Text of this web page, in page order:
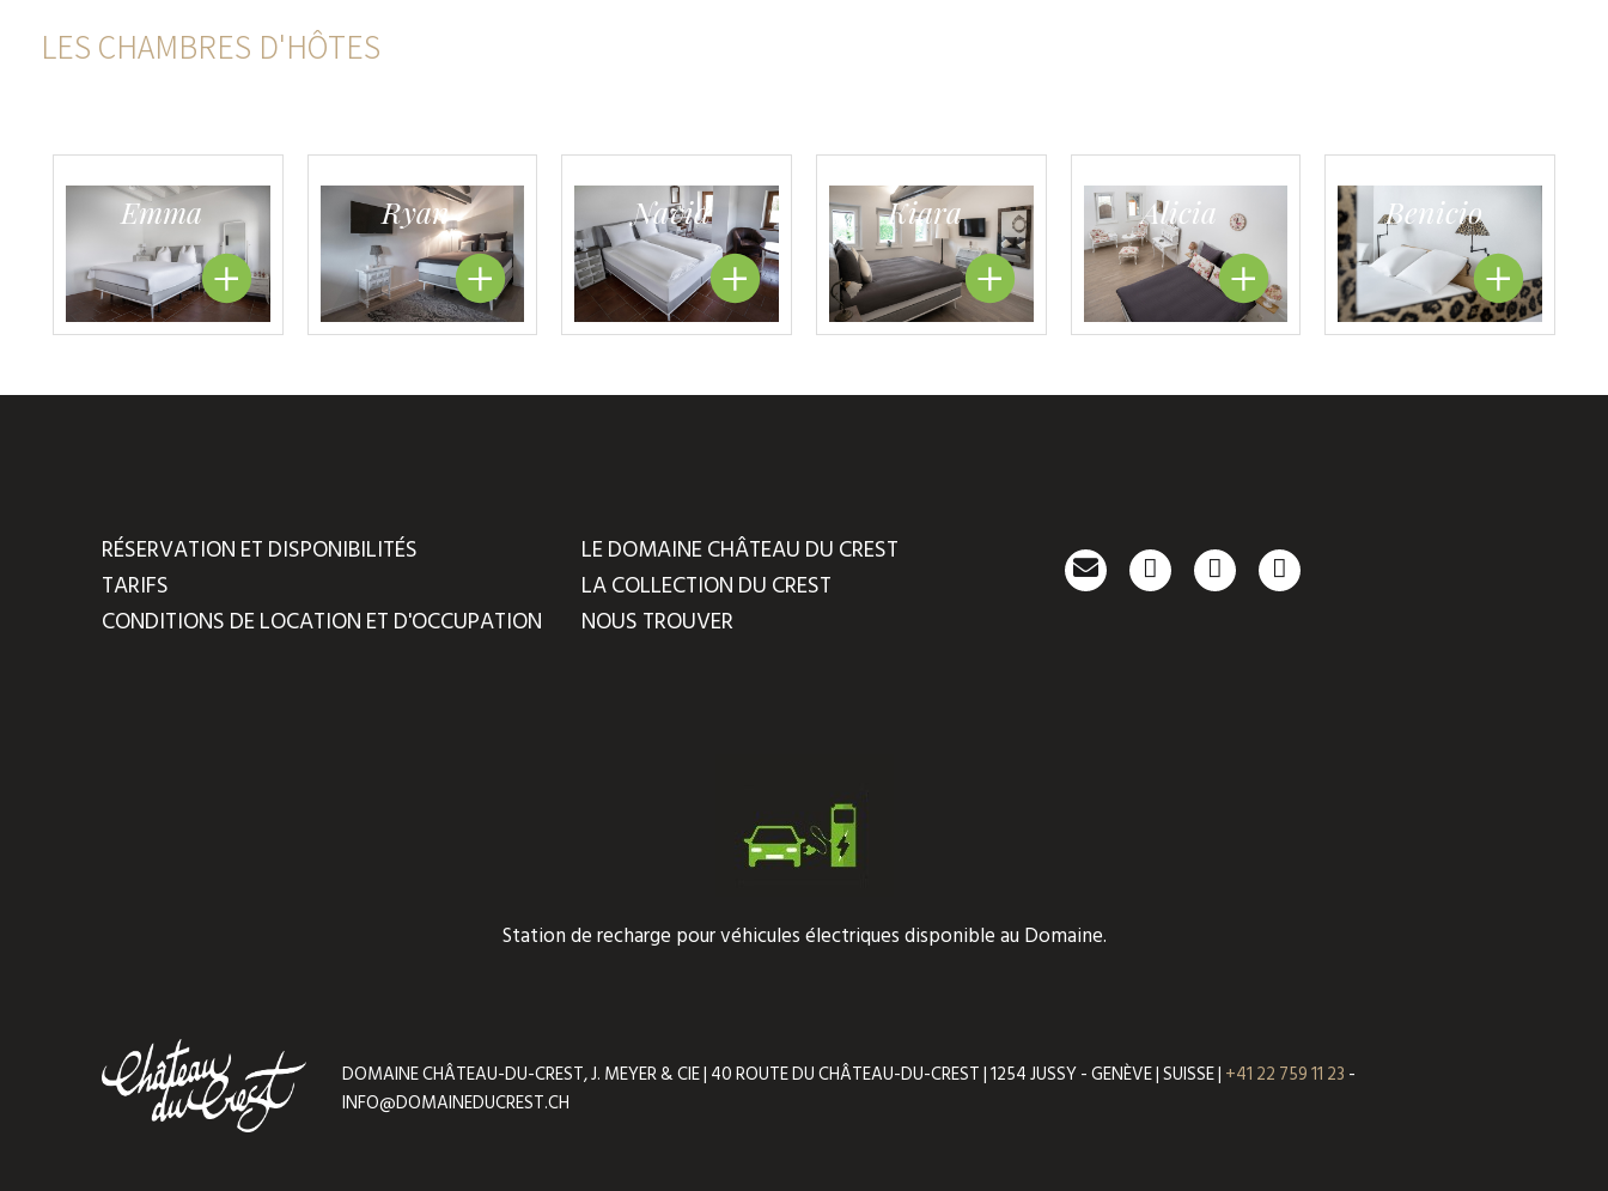
LES CHAMBRES D'HÔTES
Emma Ryan Navid Kiara Alicia Benicio
RÉSERVATION ET DISPONIBILITÉS
TARIFS
CONDITIONS DE LOCATION ET D'OCCUPATION
LE DOMAINE CHÂTEAU DU CREST
LA COLLECTION DU CREST
NOUS TROUVER
Station de recharge pour véhicules électriques disponible au Domaine.
DOMAINE CHÂTEAU-DU-CREST, J. MEYER & CIE | 40 ROUTE DU CHÂTEAU-DU-CREST | 1254 JUSSY - GENÈVE | SUISSE | +41 22 759 11 23 -
INFO@DOMAINEDUCREST.CH